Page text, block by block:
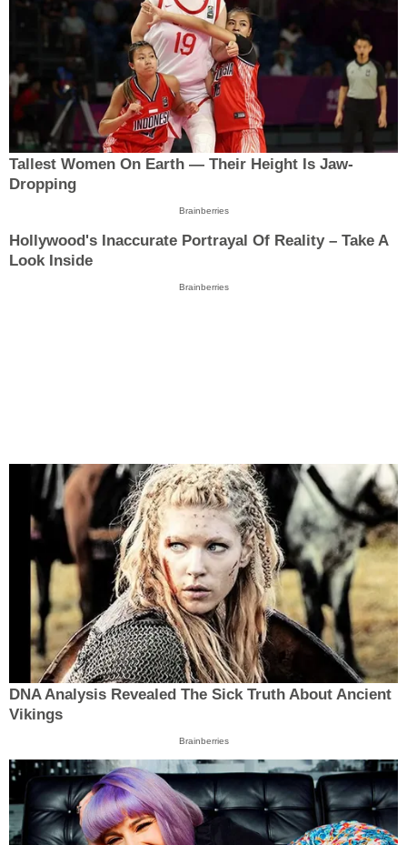
Tallest Women On Earth — Their Height Is Jaw-
Dropping
Brainberries
Hollywood's Inaccurate Portrayal Of Reality – Take A
Look Inside
Brainberries
DNA Analysis Revealed The Sick Truth About Ancient
Vikings
Brainberries